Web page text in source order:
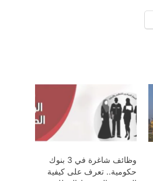
وظائف شاغرة في 3 بنوك
حكومية.. تعرف على كيفية